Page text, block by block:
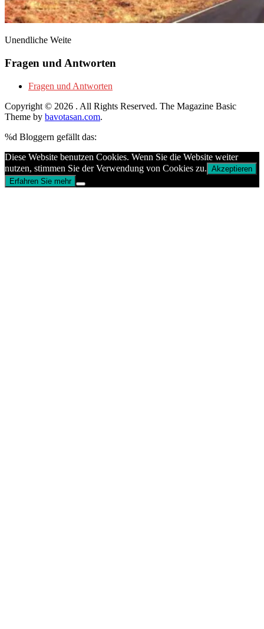
Unendliche Weite
Fragen und Antworten
Fragen und Antworten
Copyright © 2026 . All Rights Reserved. The Magazine Basic
Theme by bavotasan.com.
%d Bloggern gefällt das:
Diese Website benutzen Cookies. Wenn Sie die Website weiter
nutzen, stimmen Sie der Verwendung von Cookies zu. Akzeptieren
Erfahren Sie mehr